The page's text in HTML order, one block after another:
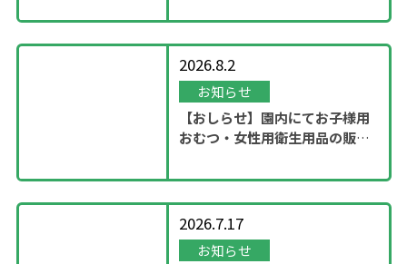
2026.8.2
お知らせ
【おしらせ】園内にてお子様用
おむつ・女性用衛生用品の販売
2026.7.17
お知らせ